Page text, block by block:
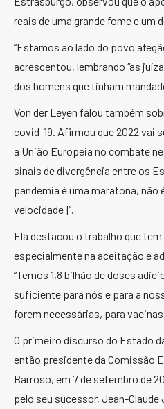
reais de uma grande fome e um
“Estamos ao lado do povo
acrescentou, lembrando “as
dos homens que tinham
Von der Leyen falou também
covid-19. Afirmou que 2022 vai
a União Europeia no combate
sinais de divergência entre os
pandemia é uma maratona,
velocidade]”.
Ela destacou o trabalho que
especialmente na aceitação e
“Temos 1,8 bilhão de doses
suficiente para nós e para a
forem necessárias, para
O primeiro discurso do Estado
então presidente da Comissão
Barroso, em 7 de setembro de
pelo seu sucessor, Jean-Claude